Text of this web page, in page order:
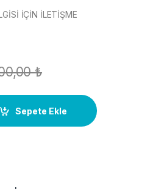
İÇİN İLETİŞME
₺
VW (F) GOLF 7 ÖN YENİ
Sepete Ekle